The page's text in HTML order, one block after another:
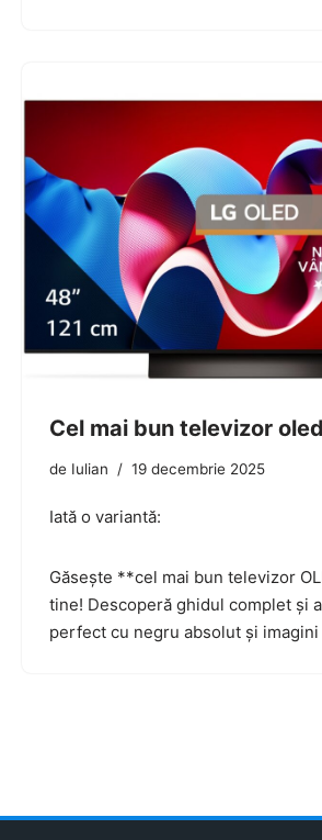
Cel mai bun televizor oled
de Iulian 19 decembrie 2025
Iată o variantă:
Găsește **cel mai bun televizor
tine! Descoperă ghidul complet și
perfect cu negru absolut și